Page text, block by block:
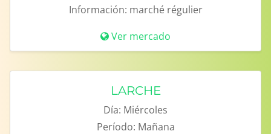
Información: marché régulier
Ver mercado
LARCHE
Día: Miércoles
Período: Mañana